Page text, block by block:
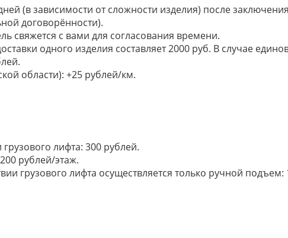
(в зависимости от сложности изделия) после
договорённости).
свяжется с вами для согласования времени.
одного изделия составляет 2000 руб. В случае
области): +25 рублей/км.
лифта: 300 рублей.
рублей/этаж.
грузового лифта осуществляется только ручной подъем: